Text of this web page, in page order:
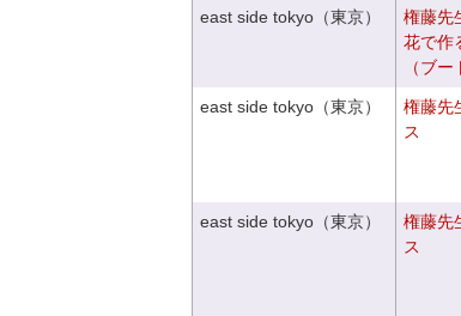
east side tokyo（東京）
権藤先
花で作
（ブー
east side tokyo（東京）
権藤先
ス
east side tokyo（東京）
権藤先
ス